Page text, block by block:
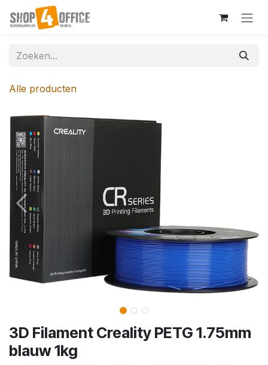
Overslaan naar inhoud
Alle producten
3D Filament Creality PETG 1.75mm
blauw 1kg